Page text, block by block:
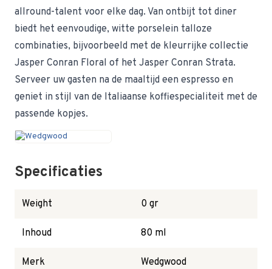
allround-talent voor elke dag. Van ontbijt tot diner
biedt het eenvoudige, witte porselein talloze
combinaties, bijvoorbeeld met de kleurrijke collectie
Jasper Conran Floral of het Jasper Conran Strata.
Serveer uw gasten na de maaltijd een espresso en
geniet in stijl van de Italiaanse koffiespecialiteit met de
passende kopjes.
Specificaties
Weight 0 gr
Inhoud 80 ml
Merk Wedgwood